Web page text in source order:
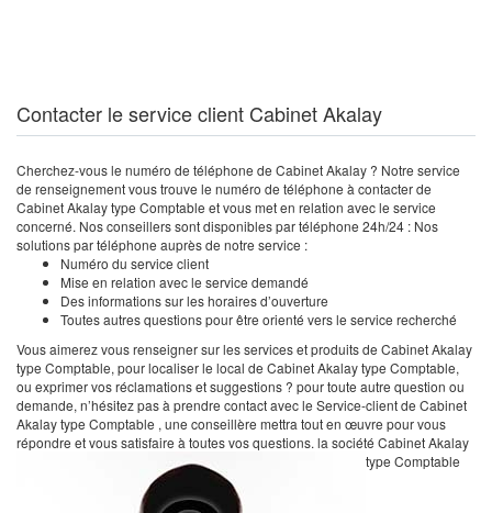
Contacter le service client Cabinet Akalay
Cherchez-vous le numéro de téléphone de Cabinet Akalay ? Notre service
de renseignement vous trouve le numéro de téléphone à contacter de
Cabinet Akalay type Comptable et vous met en relation avec le service
concerné. Nos conseillers sont disponibles par téléphone 24h/24 : Nos
solutions par téléphone auprès de notre service :
Numéro du service client
Mise en relation avec le service demandé
Des informations sur les horaires d’ouverture
Toutes autres questions pour être orienté vers le service recherché
Vous aimerez vous renseigner sur les services et produits de Cabinet Akalay
type Comptable, pour localiser le local de Cabinet Akalay type Comptable,
ou exprimer vos réclamations et suggestions ? pour toute autre question ou
demande, n’hésitez pas à prendre contact avec le Service-client de Cabinet
Akalay type Comptable , une conseillère mettra tout en œuvre pour vous
répondre et vous satisfaire à toutes vos questions. la société Cabinet Akalay
type Comptable